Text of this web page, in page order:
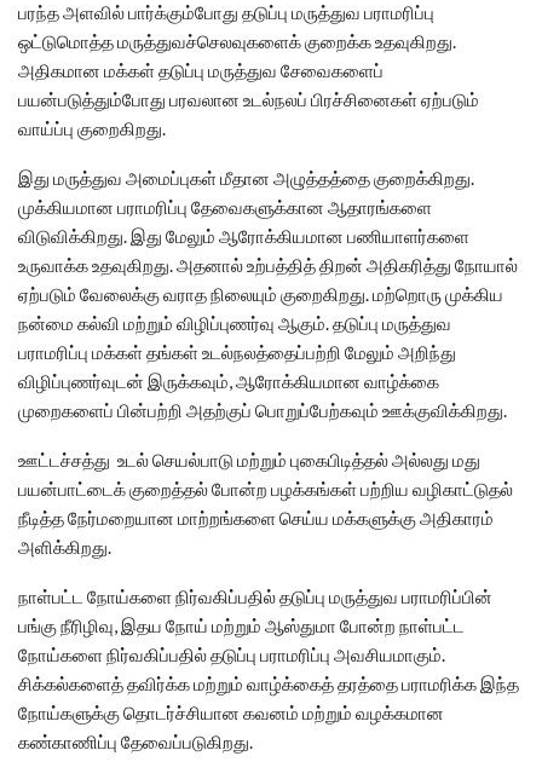
பரந்த அளவில் பார்க்கும்போது தடுப்பு மருத்துவ பராமரிப்பு
ஒட்டுமொத்த மருத்துவச்செலவுகளைக் குறைக்க உதவுகிறது.
அதிகமான மக்கள் தடுப்பு மருத்துவ சேவைகளைப்
பயன்படுத்தும்போது பரவலான உடல்நலப் பிரச்சினைகள் ஏற்படும்
வாய்ப்பு குறைகிறது.
இது மருத்துவ அமைப்புகள் மீதான அழுத்தத்தை குறைக்கிறது.
முக்கியமான பராமரிப்பு தேவைகளுக்கான ஆதாரங்களை
விடுவிக்கிறது. இது மேலும் ஆரோக்கியமான பணியாளர்களை
உருவாக்க உதவுகிறது. அதனால் உற்பத்தித் திறன் அதிகரித்து நோயால்
ஏற்படும் வேலைக்கு வராத நிலையும் குறைகிறது. மற்றொரு முக்கிய
நன்மை கல்வி மற்றும் விழிப்புணர்வு ஆகும். தடுப்பு மருத்துவ
பராமரிப்பு மக்கள் தங்கள் உடல்நலத்தைப்பற்றி மேலும் அறிந்து
விழிப்புணர்வுடன் இருக்கவும், ஆரோக்கியமான வாழ்க்கை
முறைகளைப் பின்பற்றி அதற்குப் பொறுப்பேற்கவும் ஊக்குவிக்கிறது.
ஊட்டச்சத்து உடல் செயல்பாடு மற்றும் புகைபிடித்தல் அல்லது மது
பயன்பாட்டைக் குறைத்தல் போன்ற பழக்கங்கள் பற்றிய வழிகாட்டுதல்
நீடித்த நேர்மறையான மாற்றங்களை செய்ய மக்களுக்கு அதிகாரம்
அளிக்கிறது.
நாள்பட்ட நோய்களை நிர்வகிப்பதில் தடுப்பு மருத்துவ பராமரிப்பின்
பங்கு நீரிழிவு, இதய நோய் மற்றும் ஆஸ்துமா போன்ற நாள்பட்ட
நோய்களை நிர்வகிப்பதில் தடுப்பு பராமரிப்பு அவசியமாகும்.
சிக்கல்களைத் தவிர்க்க மற்றும் வாழ்க்கைத் தரத்தை பராமரிக்க இந்த
நோய்களுக்கு தொடர்ச்சியான கவனம் மற்றும் வழக்கமான
கண்காணிப்பு தேவைப்படுகிறது.